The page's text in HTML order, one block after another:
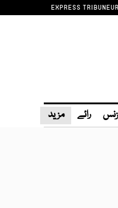
EXPRESS TRIBUNE
رائے مزید